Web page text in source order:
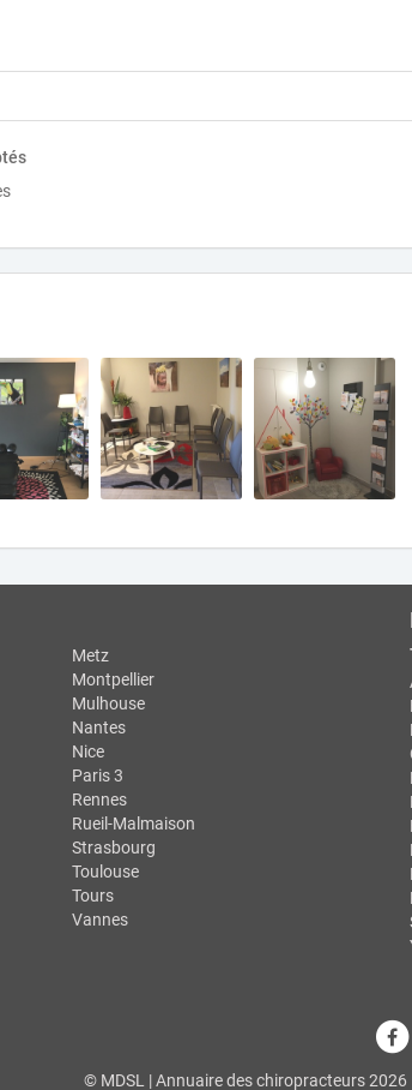
Metz
Montpellier
Mulhouse
Nantes
Nice
Paris 3
Rennes
Rueil-Malmaison
Strasbourg
Toulouse
Tours
Vannes
© MDSL | Annuaire des chiropracteurs 2026